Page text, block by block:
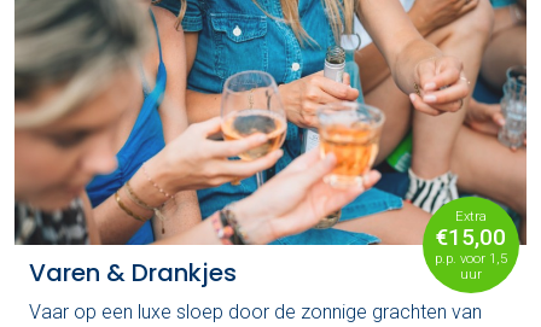
Extra
€15,00
p.p. voor 1,5
uur
Varen & Drankjes
Vaar op een luxe sloep door de zonnige grachten van